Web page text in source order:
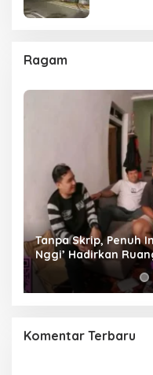
Ragam
Tanpa Skrip, Penuh
Nggi’ Hadirkan
Sendiri
Komentar Terbaru